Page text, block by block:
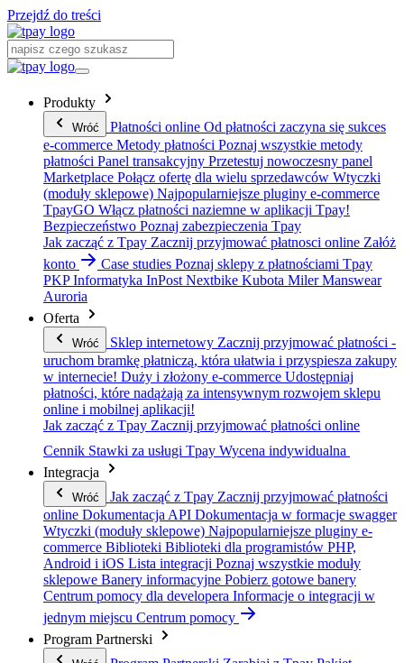
Przejdź do treści
Produkty
Wróć Płatności online Od płatności zaczyna się sukces
e-commerce Metody płatności Poznaj wszystkie metody
płatności Panel transakcyjny Przetestuj nowoczesny panel
Marketplace Połącz ofertę dla wielu sprzedawców Wtyczki
(moduły sklepowe) Najpopularniejsze pluginy e-commerce
TpayGO Włącz płatności naziemne w aplikacji Tpay!
Bezpieczeństwo Poznaj zabezpieczenia Tpay
Jak zacząć z Tpay Zacznij przyjmować płatnosci online Załóż
konto
Case studies Poznaj sklepy z płatnościami Tpay
PKP Informatyka InPost Nextbike Kubota Miler Manswear
Auroria
Oferta
Wróć Sklep internetowy Zacznij przyjmować płatności -
uruchom bramkę płatniczą, która ułatwia i przyspiesza zakupy
w internecie! Duży i złożony e-commerce Udostępniaj
płatności, które nadążają za intensywnym rozwojem sklepu
online i mobilnej aplikacji!
Jak zacząć z Tpay Zacznij przyjmować płatności online
Cennik Stawki za usługi Tpay Wycena indywidualna
Integracja
Wróć Jak zacząć z Tpay Zacznij przyjmować płatności
online Dokumentacja API Dokumentacja w formacje swagger
Wtyczki (moduły sklepowe) Najpopularniejsze pluginy e-
commerce Biblioteki Biblioteki dla programistów PHP,
Android i iOS Lista integracji Poznaj wszystkie moduły
sklepowe Banery informacyjne Pobierz gotowe banery
Centrum pomocy dla developera Informacje o integracji w
jednym miejscu Centrum pomocy
Program Partnerski